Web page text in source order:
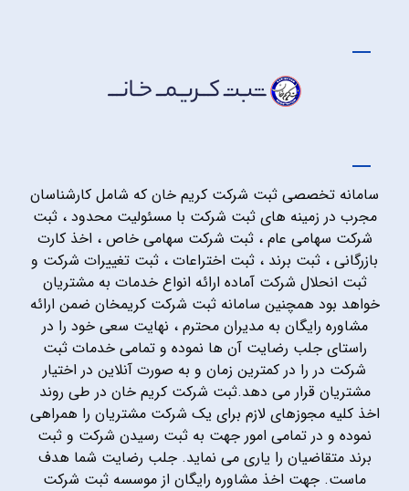
سامانه تخصصی ثبت شرکت کریم خان که شامل کارشناسان
مجرب در زمینه های ثبت شرکت با مسئولیت محدود ، ثبت
شرکت سهامی عام ، ثبت شرکت سهامی خاص ، اخذ کارت
بازرگانی ، ثبت برند ، ثبت اختراعات ، ثبت تغییرات شرکت و
ثبت انحلال شرکت آماده ارائه انواع خدمات به مشتریان
خواهد بود همچنین سامانه ثبت شرکت کریمخان ضمن ارائه
مشاوره رایگان به مدیران محترم ، نهایت سعی خود را در
راستای جلب رضایت آن ها نموده و تمامی خدمات ثبت
شرکت در را در کمترین زمان و به صورت آنلاین در اختیار
مشتریان قرار می دهد.ثبت شرکت کریم خان در طی روند
اخذ کلیه مجوزهای لازم برای یک شرکت مشتریان را همراهی
نموده و در تمامی امور جهت به ثبت رسیدن شرکت و ثبت
برند متقاضیان را یاری می نماید. جلب رضایت شما هدف
ماست. جهت اخذ مشاوره رایگان از موسسه ثبت شرکت